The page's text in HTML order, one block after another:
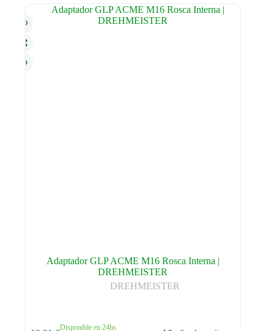
13,00 €
opciones
pueden
Adaptador GLP ACME M16 Rosca Interna |
DREHMEISTER
DREHMEISTER
Disponible en 24hs